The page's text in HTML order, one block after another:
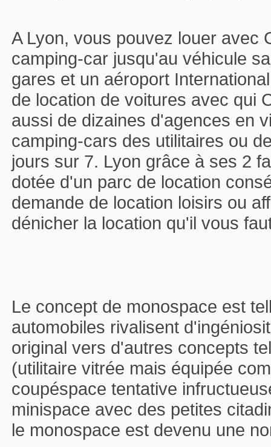
A Lyon, vous pouvez louer avec
camping-car jusqu'au véhicule
gares et un aéroport
de location de voitures avec qui
aussi de dizaines d'agences en
camping-cars des utilitaires ou
jours sur 7. Lyon grâce à ses 2
dotée d'un parc de location
demande de location loisirs ou
dénicher la location qu'il vous
Le concept de monospace est
automobiles rivalisent
original vers d'autres concepts
(utilitaire vitrée mais équipée
coupéspace tentative
minispace avec des petites
le monospace est devenu une